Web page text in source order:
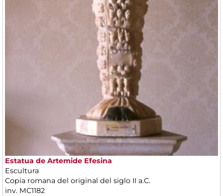
Estatua de Artemide Efesina
Escultura
Copia romana del original del siglo II a.C.
inv. MC1182